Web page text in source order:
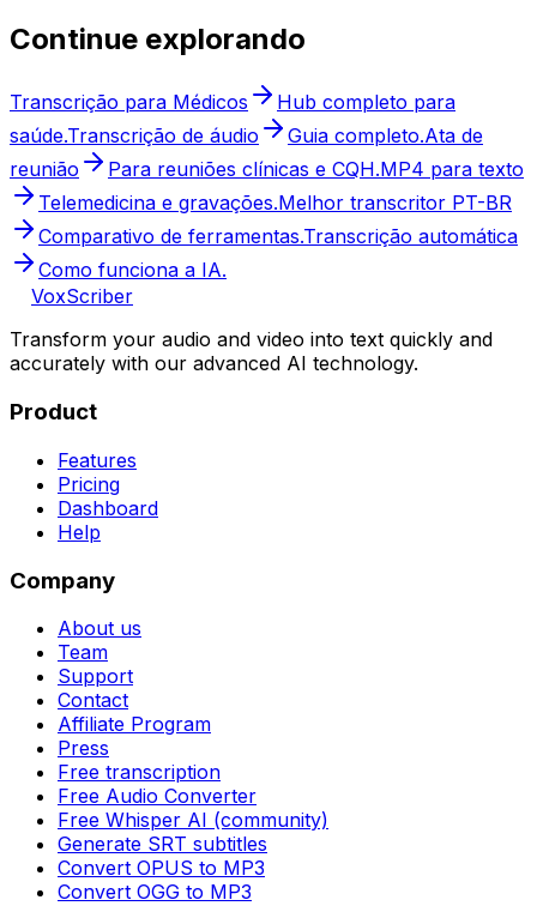
Continue explorando
Transcrição para Médicos
Hub completo para
saúde.Transcrição de áudio Guia completo.Ata de
reunião
Para reuniões clínicas e CQH.MP4 para texto
Telemedicina e gravações.Melhor transcritor PT-BR
Comparativo de ferramentas.Transcrição automática
Como funciona a IA.
VoxScriber
Transform your audio and video into text quickly and
accurately with our advanced AI technology.
Product
Features
Pricing
Dashboard
Help
Company
About us
Team
Support
Contact
Affiliate Program
Press
Free transcription
Free Audio Converter
Free Whisper AI (community)
Generate SRT subtitles
Convert OPUS to MP3
Convert OGG to MP3